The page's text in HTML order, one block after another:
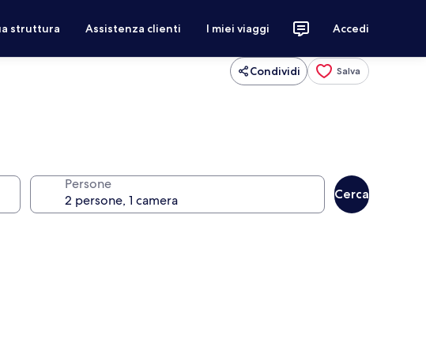
struttura Assistenza clienti I miei viaggi Accedi
Condividi Salva
Persone
Cerca